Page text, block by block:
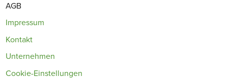
AGB
Impressum
Kontakt
Unternehmen
Cookie-Einstellungen